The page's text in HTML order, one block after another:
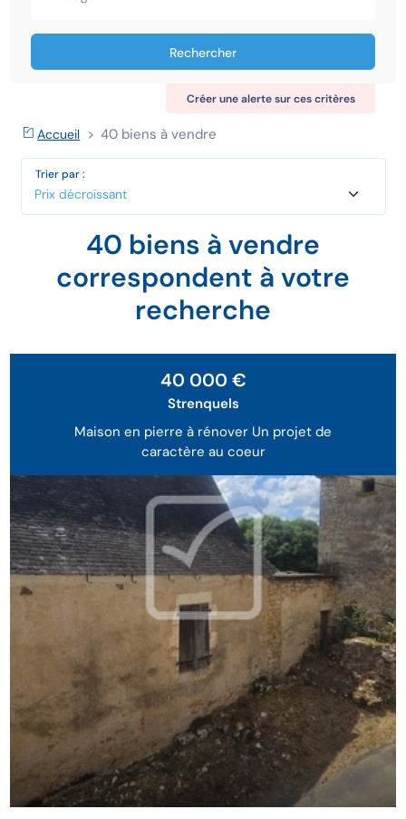
Rechercher
Créer une alerte sur ces critères
Accueil 40 biens à vendre
Trier par :
40 biens à vendre
correspondent à votre
recherche
Maison en pierre à rénover Un projet de
caractère au coeur
40 000 €
Strenquels